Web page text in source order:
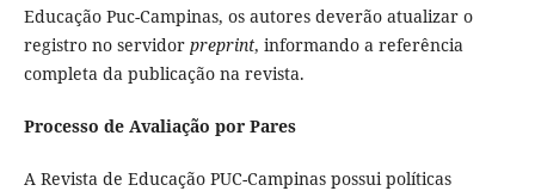
Educação Puc-Campinas, os autores deverão atualizar o
registro no servidor preprint, informando a referência
completa da publicação na revista.
Processo de Avaliação por Pares
A Revista de Educação PUC-Campinas possui políticas